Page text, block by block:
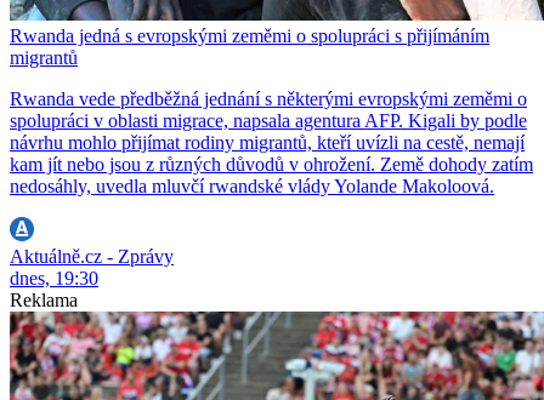
Rwanda jedná s evropskými zeměmi o spolupráci s přijímáním
migrantů
Rwanda vede předběžná jednání s některými evropskými zeměmi o
spolupráci v oblasti migrace, napsala agentura AFP. Kigali by podle
návrhu mohlo přijímat rodiny migrantů, kteří uvízli na cestě, nemají
kam jít nebo jsou z různých důvodů v ohrožení. Země dohody zatím
nedosáhly, uvedla mluvčí rwandské vlády Yolande Makoloová.
Aktuálně.cz - Zprávy
dnes, 19:30
Reklama